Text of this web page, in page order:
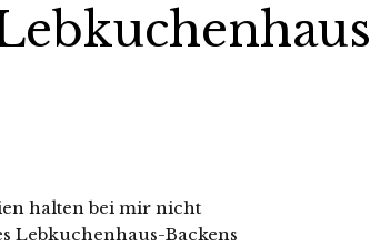
halten bei mir nicht
Lebkuchenhaus-Backens